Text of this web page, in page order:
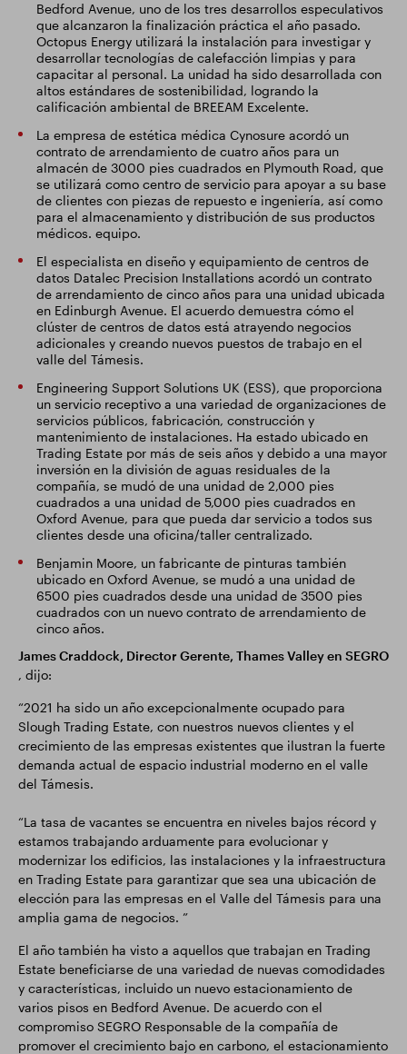
Bedford Avenue, uno de los tres desarrollos especulativos
que alcanzaron la finalización práctica el año pasado.
Octopus Energy utilizará la instalación para investigar y
desarrollar tecnologías de calefacción limpias y para
capacitar al personal. La unidad ha sido desarrollada con
altos estándares de sostenibilidad, logrando la
calificación ambiental de BREEAM Excelente.
La empresa de estética médica Cynosure acordó un
contrato de arrendamiento de cuatro años para un
almacén de 3000 pies cuadrados en Plymouth Road, que
se utilizará como centro de servicio para apoyar a su base
de clientes con piezas de repuesto e ingeniería, así como
para el almacenamiento y distribución de sus productos
médicos. equipo.
El especialista en diseño y equipamiento de centros de
datos Datalec Precision Installations acordó un contrato
de arrendamiento de cinco años para una unidad ubicada
en Edinburgh Avenue. El acuerdo demuestra cómo el
clúster de centros de datos está atrayendo negocios
adicionales y creando nuevos puestos de trabajo en el
valle del Támesis.
Engineering Support Solutions UK (ESS), que proporciona
un servicio receptivo a una variedad de organizaciones de
servicios públicos, fabricación, construcción y
mantenimiento de instalaciones. Ha estado ubicado en
Trading Estate por más de seis años y debido a una mayor
inversión en la división de aguas residuales de la
compañía, se mudó de una unidad de 2,000 pies
cuadrados a una unidad de 5,000 pies cuadrados en
Oxford Avenue, para que pueda dar servicio a todos sus
clientes desde una oficina/taller centralizado.
Benjamin Moore, un fabricante de pinturas también
ubicado en Oxford Avenue, se mudó a una unidad de
6500 pies cuadrados desde una unidad de 3500 pies
cuadrados con un nuevo contrato de arrendamiento de
cinco años.
James Craddock, Director Gerente, Thames Valley en SEGRO
, dijo:
“2021 ha sido un año excepcionalmente ocupado para
Slough Trading Estate, con nuestros nuevos clientes y el
crecimiento de las empresas existentes que ilustran la fuerte
demanda actual de espacio industrial moderno en el valle
del Támesis.
“La tasa de vacantes se encuentra en niveles bajos récord y
estamos trabajando arduamente para evolucionar y
modernizar los edificios, las instalaciones y la infraestructura
en Trading Estate para garantizar que sea una ubicación de
elección para las empresas en el Valle del Támesis para una
amplia gama de negocios. ”
El año también ha visto a aquellos que trabajan en Trading
Estate beneficiarse de una variedad de nuevas comodidades
y características, incluido un nuevo estacionamiento de
varios pisos en Bedford Avenue. De acuerdo con el
compromiso SEGRO Responsable de la compañía de
promover el crecimiento bajo en carbono, el estacionamiento